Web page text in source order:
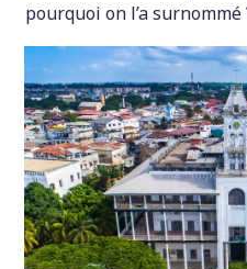
pourquoi on l’a surnommé